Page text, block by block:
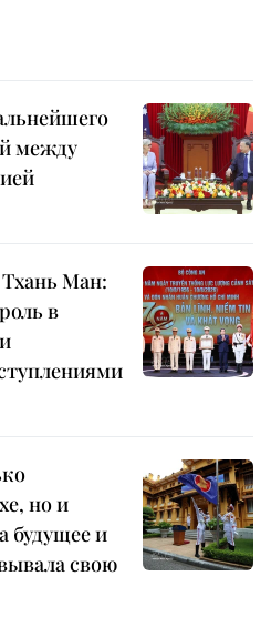
между
Ман:
в
но и
будущее и
свою